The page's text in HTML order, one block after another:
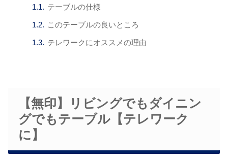
テーブルの仕様
このテーブルの良いところ
テレワークにオススメの理由
【無印】リビングでもダイニン
グでもテーブル【テレワーク
に】